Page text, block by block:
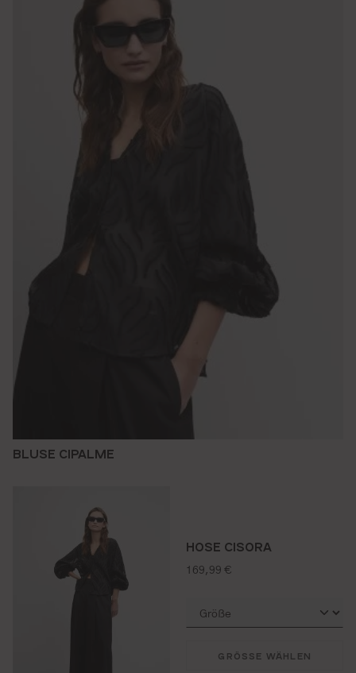
BLUSE CIPALME
HOSE CISORA
regulärer preis:
169,99 €
GRÖSSE WÄHLEN